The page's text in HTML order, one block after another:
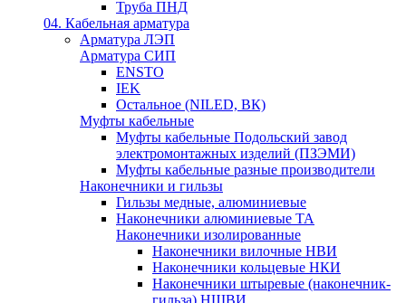
Труба ПНД
04. Кабельная арматура
Арматура ЛЭП
Арматура СИП
ENSTO
IEK
Остальное (NILED, ВК)
Муфты кабельные
Муфты кабельные Подольский завод
электромонтажных изделий (ПЗЭМИ)
Муфты кабельные разные производители
Наконечники и гильзы
Гильзы медные, алюминиевые
Наконечники алюминиевые ТА
Наконечники изолированные
Наконечники вилочные НВИ
Наконечники кольцевые НКИ
Наконечники штыревые (наконечник-
гильза) НШВИ